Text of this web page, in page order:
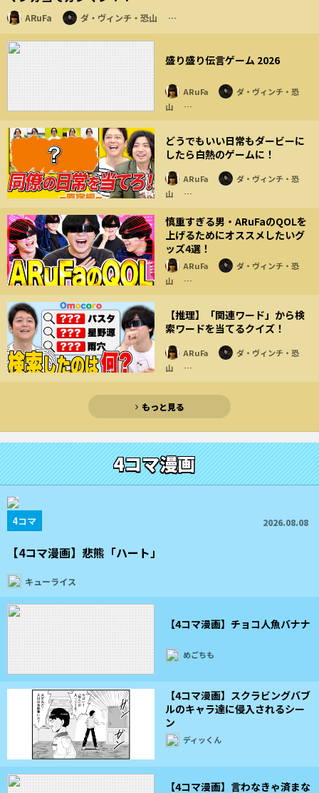
ARuFa ダ・ヴィンチ・恐山 …
盛り盛り伝言ゲーム 2026
ARuFa
ダ・ヴィンチ・恐
山
…
どうでもいい日常もダービーに
したら白熱のゲームに！
ARuFa
ダ・ヴィンチ・恐
山
…
慎重すぎる男・ARuFaのQOLを
上げるためにオススメしたいグ
ッズ4選！
ARuFa
ダ・ヴィンチ・恐
山
…
【推理】「関連ワード」から検
索ワードを当てるクイズ！
ARuFa
ダ・ヴィンチ・恐
山
…
もっと見る
4コマ漫画
4コマ 2026.08.08
【4コマ漫画】悲熊「ハート」
キューライス
【4コマ漫画】チョコ人魚バナナ
めごちも
【4コマ漫画】スクラビングバブ
ルのキャラ達に侵入されるシー
ン
ディッくん
【4コマ漫画】言わなきゃ済まな